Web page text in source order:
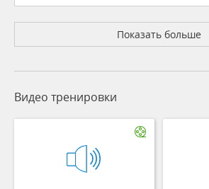
Показать больше
Видео тренировки